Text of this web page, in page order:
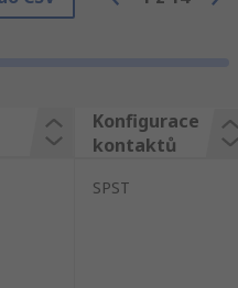
Konfigurace
kontaktů
SPST